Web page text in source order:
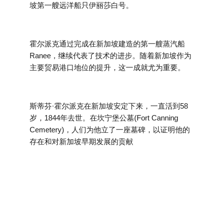
坡第一艘远洋船只伊丽莎白号。
霍尔派克通过完成在新加坡建造的第一艘蒸汽船
Ranee，继续代表了技术的进步。随着新加坡作为
主要贸易港口地位的提升，这一成就尤为重要。
斯蒂芬·霍尔派克在新加坡安定下来，一直活到58
岁，1844年去世。在坎宁堡公墓(Fort Canning
Cemetery)，人们为他立了一座墓碑，以证明他的
存在和对新加坡早期发展的贡献